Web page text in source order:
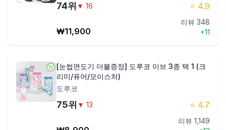
74위 ▼ 16 ⭐ 4.9
₩11,900
리뷰 348
+11
[눈썹면도기 더블증정] 도루코 이브 3종 택 1 (크
리미/퓨어/모이스처)
도루코
75위 ▼ 13 ⭐ 4.7
리뷰 1,149